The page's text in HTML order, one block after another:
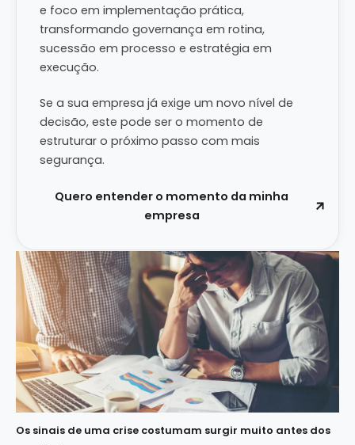
e foco em implementação prática,
transformando governança em rotina,
sucessão em processo e estratégia em
execução.
Se a sua empresa já exige um novo nível de
decisão, este pode ser o momento de
estruturar o próximo passo com mais
segurança.
Quero entender o momento da minha
empresa
Os sinais de uma crise costumam surgir muito antes dos